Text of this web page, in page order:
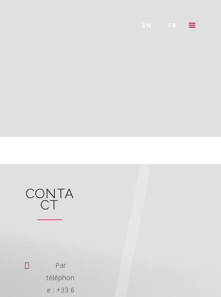
EN FR
CONTA
CT
Par
téléphon
e : +33 6